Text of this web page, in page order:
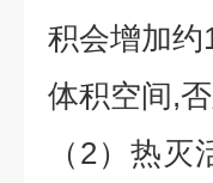
积会增加约
体积空间,
（2）热